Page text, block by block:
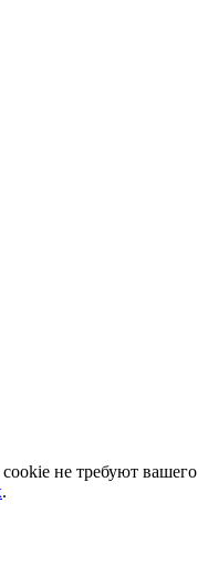
не требуют вашего
.